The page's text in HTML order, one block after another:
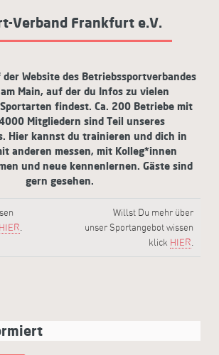
Verband Frankfurt e.V.
Website des Betriebssportverbandes
Main, auf der du Infos zu vielen
findest. Ca. 200 Betriebe mit
Mitgliedern sind Teil unseres
Hier kannst du trainieren und dich in
anderen messen, mit Kolleg*innen
und neue kennenlernen. Gäste sind
gern gesehen.
HIER.
Willst Du mehr über
unser Sportangebot wissen
klick HIER.